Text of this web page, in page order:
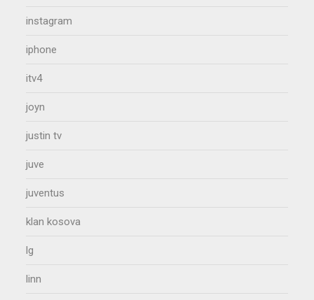
instagram
iphone
itv4
joyn
justin tv
juve
juventus
klan kosova
lg
linn